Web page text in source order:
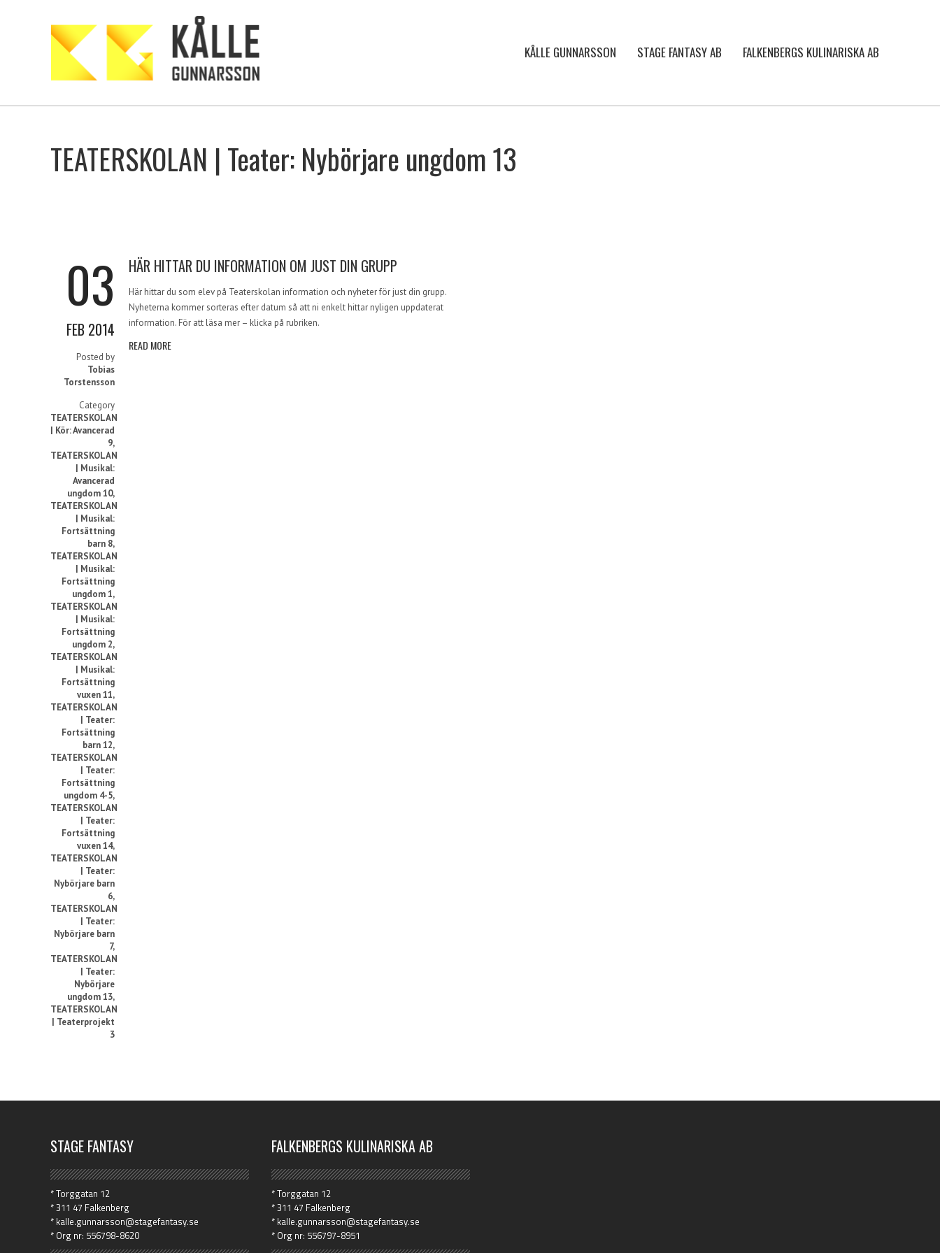
KÅLLE GUNNARSSON STAGE FANTASY AB FALKENBERGS KULINARISKA AB
TEATERSKOLAN | Teater: Nybörjare ungdom 13
03
FEB 2014
Posted by
Tobias
Torstensson
Category
TEATERSKOLAN
| Kör: Avancerad
9,
TEATERSKOLAN
| Musikal:
Avancerad
ungdom 10,
TEATERSKOLAN
| Musikal:
Fortsättning
barn 8,
TEATERSKOLAN
| Musikal:
Fortsättning
ungdom 1,
TEATERSKOLAN
| Musikal:
Fortsättning
ungdom 2,
TEATERSKOLAN
| Musikal:
Fortsättning
vuxen 11,
TEATERSKOLAN
| Teater:
Fortsättning
barn 12,
TEATERSKOLAN
| Teater:
Fortsättning
ungdom 4-5,
TEATERSKOLAN
| Teater:
Fortsättning
vuxen 14,
TEATERSKOLAN
| Teater:
Nybörjare barn
6,
TEATERSKOLAN
| Teater:
Nybörjare barn
7,
TEATERSKOLAN
| Teater:
Nybörjare
ungdom 13,
TEATERSKOLAN
| Teaterprojekt
3
HÄR HITTAR DU INFORMATION OM JUST DIN GRUPP
Här hittar du som elev på Teaterskolan information och nyheter för just din grupp.
Nyheterna kommer sorteras efter datum så att ni enkelt hittar nyligen uppdaterat
information. För att läsa mer – klicka på rubriken.
READ MORE
STAGE FANTASY
* Torggatan 12
* 311 47 Falkenberg
* kalle.gunnarsson@stagefantasy.se
* Org nr: 556798-8620
FALKENBERGS KULINARISKA AB
* Torggatan 12
* 311 47 Falkenberg
* kalle.gunnarsson@stagefantasy.se
* Org nr: 556797-8951